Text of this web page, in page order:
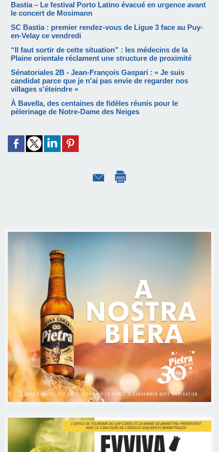
Bastia – Le festival Porto Latino évacué en urgence avant
le concert de Mosimann
SC Bastia : premier rendez-vous de Ligue 3 face au Puy-
en-Velay ce vendredi
“Il faut sortir de cette situation” : les médecins de la
Plaine orientale réclament une structure de proximité
Sénatoriales 2B - Jean-François Gaspari : « Je suis
candidat parce que je n'ai pas envie de regarder nos
villages s'éteindre »
À Bavella, des centaines de fidèles réunis pour le
pèlerinage de Notre-Dame des Neiges